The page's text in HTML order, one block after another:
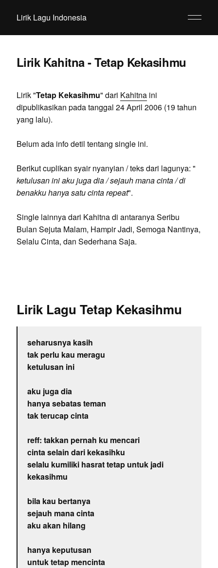
Lirik Lagu Indonesia
Lirik Kahitna - Tetap Kekasihmu
Lirik "Tetap Kekasihmu" dari Kahitnaini
dipublikasikan pada tanggal 24 April 2006 (19 tahun
yang lalu).
Belum ada info detil tentang single ini.
Berikut cuplikan syair nyanyian / teks dari lagunya: "
ketulusan ini aku juga dia / sejauh mana cinta / di
benakku hanya satu cinta repeat".
Single lainnya dari Kahitna di antaranya Seribu
Bulan Sejuta Malam, Hampir Jadi, Semoga Nantinya,
Selalu Cinta, dan Sederhana Saja.
Lirik Lagu Tetap Kekasihmu
seharusnya kasih
tak perlu kau meragu
ketulusan ini
aku juga dia
hanya sebatas teman
tak terucap cinta
reff: takkan pernah ku mencari
cinta selain dari kekasihku
selalu kumiliki hasrat tetap untuk jadi
kekasihmu
bila kau bertanya
sejauh mana cinta
aku akan hilang
hanya keputusan
untuk tetap mencinta